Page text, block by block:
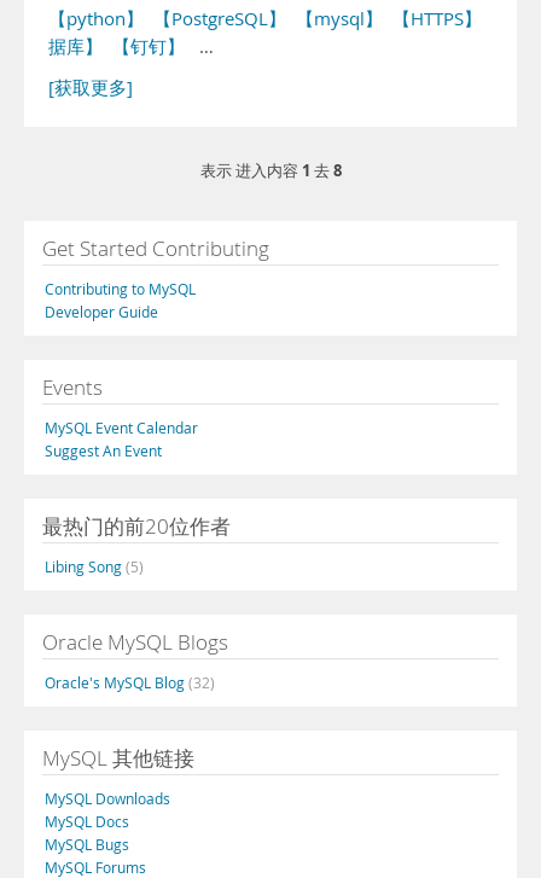
【python】 【PostgreSQL】 【mysql】 【HTTPS】
据库】
【钉钉】
…
[获取更多]
表示 进入内容 1 去8
Get Started Contributing
Contributing to MySQL
Developer Guide
Events
MySQL Event Calendar
Suggest An Event
最热门的前20位作者
Libing Song(5)
Oracle MySQL Blogs
Oracle's MySQL Blog(32)
MySQL 其他链接
MySQL Downloads
MySQL Docs
MySQL Bugs
MySQL Forums